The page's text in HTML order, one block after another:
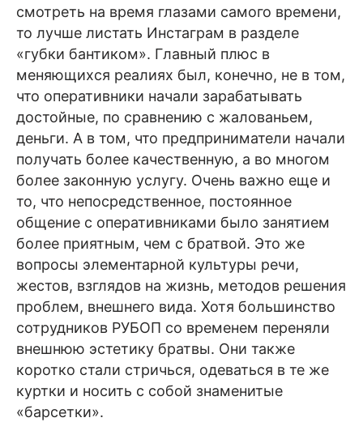
смотреть на время глазами самого времени,
то лучше листать Инстаграм в разделе
«губки бантиком». Главный плюс в
меняющихся реалиях был, конечно, не в том,
что оперативники начали зарабатывать
достойные, по сравнению с жалованьем,
деньги. А в том, что предприниматели начали
получать более качественную, а во многом
более законную услугу. Очень важно еще и
то, что непосредственное, постоянное
общение с оперативниками было занятием
более приятным, чем с братвой. Это же
вопросы элементарной культуры речи,
жестов, взглядов на жизнь, методов решения
проблем, внешнего вида. Хотя большинство
сотрудников РУБОП со временем переняли
внешнюю эстетику братвы. Они также
коротко стали стричься, одеваться в те же
куртки и носить с собой знаменитые
«барсетки».